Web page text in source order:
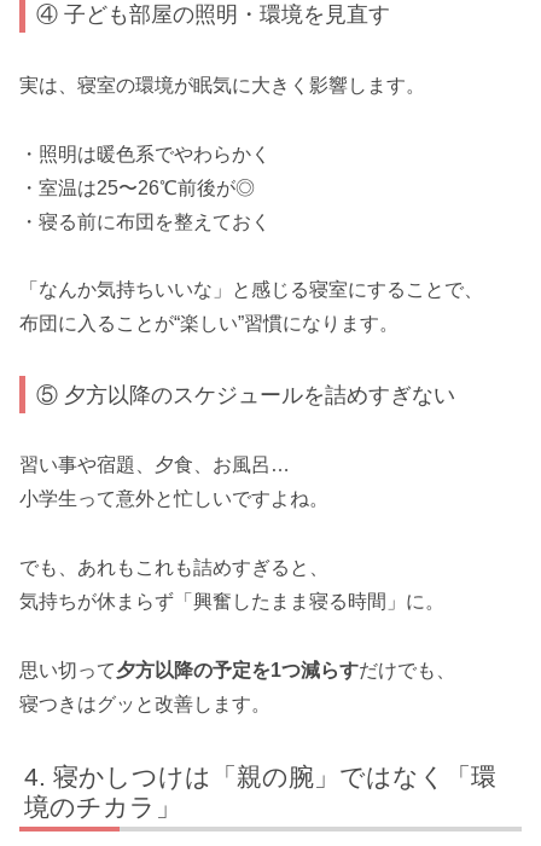
④ 子ども部屋の照明・環境を見直す
実は、寝室の環境が眠気に大きく影響します。
・照明は暖色系でやわらかく
・室温は25〜26℃前後が◎
・寝る前に布団を整えておく
「なんか気持ちいいな」と感じる寝室にすることで、
布団に入ることが“楽しい”習慣になります。
⑤ 夕方以降のスケジュールを詰めすぎない
習い事や宿題、夕食、お風呂…
小学生って意外と忙しいですよね。
でも、あれもこれも詰めすぎると、
気持ちが休まらず「興奮したまま寝る時間」に。
思い切って夕方以降の予定を1つ減らすだけでも、
寝つきはグッと改善します。
寝かしつけは「親の腕」ではなく「環
境のチカラ」